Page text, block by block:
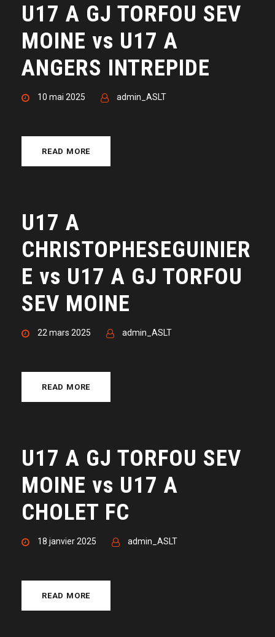
U17 A GJ TORFOU SEV
MOINE vs U17 A
ANGERS INTREPIDE
10 mai 2025 admin_ASLT
READ MORE
U17 A
CHRISTOPHESEGUINIER
E vs U17 A GJ TORFOU
SEV MOINE
22 mars 2025 admin_ASLT
READ MORE
U17 A GJ TORFOU SEV
MOINE vs U17 A
CHOLET FC
18 janvier 2025 admin_ASLT
READ MORE